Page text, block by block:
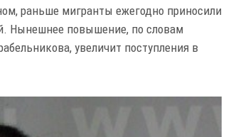
раньше мигранты ежегодно приносили
Нынешнее повышение, по словам
увеличит поступления в